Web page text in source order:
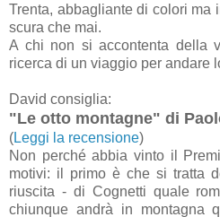
Trenta, abbagliante di colori ma
scura che mai.
A chi non si accontenta della
ricerca di un viaggio per andare
David consiglia:
"Le otto montagne" di
(Leggi la recensione)
Non perché abbia vinto il
motivi: il primo è che si tratta
riuscita - di Cognetti quale
chiunque andrà in montagna